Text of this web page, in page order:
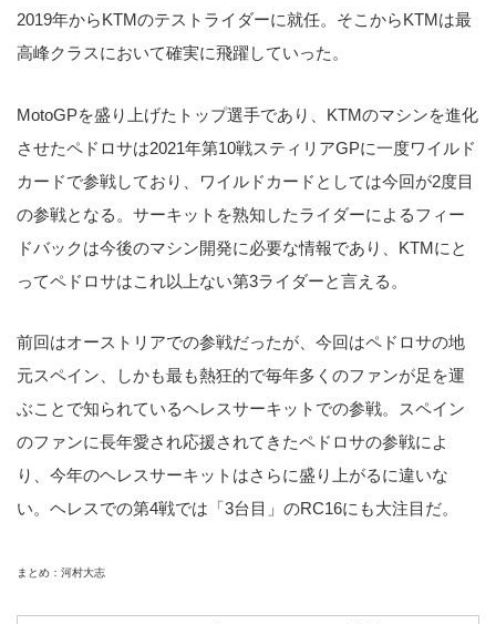
2019年からKTMのテストライダーに就任。そこからKTMは最
高峰クラスにおいて確実に飛躍していった。
MotoGPを盛り上げたトップ選手であり、KTMのマシンを進化
させたペドロサは2021年第10戦スティリアGPに一度ワイルド
カードで参戦しており、ワイルドカードとしては今回が2度目
の参戦となる。サーキットを熟知したライダーによるフィー
ドバックは今後のマシン開発に必要な情報であり、KTMにと
ってペドロサはこれ以上ない第3ライダーと言える。
前回はオーストリアでの参戦だったが、今回はペドロサの地
元スペイン、しかも最も熱狂的で毎年多くのファンが足を運
ぶことで知られているヘレスサーキットでの参戦。スペイン
のファンに長年愛され応援されてきたペドロサの参戦によ
り、今年のヘレスサーキットはさらに盛り上がるに違いな
い。ヘレスでの第4戦では「3台目」のRC16にも大注目だ。
まとめ：河村大志